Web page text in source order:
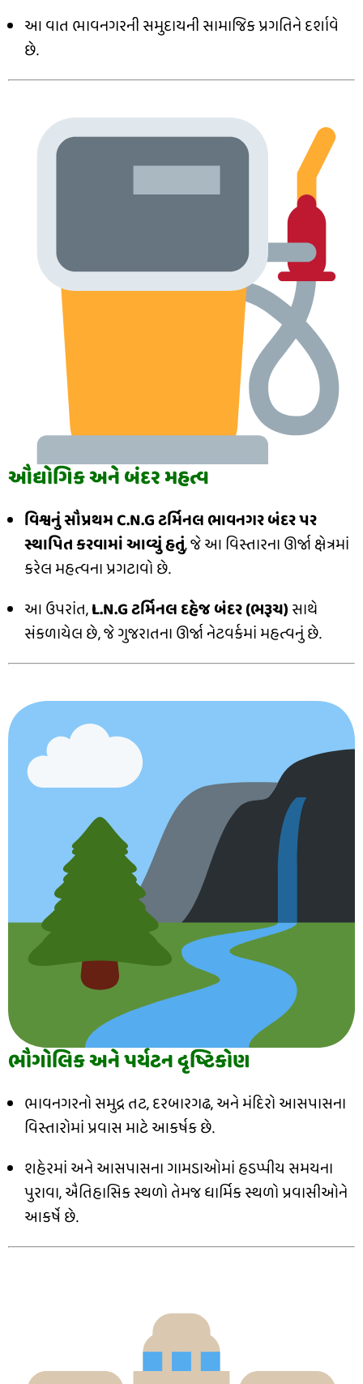
આ વાત ભાવનગરની સમુદાયની સામાજિક પ્રગતિને દર્શાવે
છે.
ઔદ્યોગિક અને બંદર મહત્વ
વિશ્વનું સૌપ્રથમ C.N.G ટર્મિનલ ભાવનગર બંદર પર
સ્થાપિત કરવામાં આવ્યું હતું, જે આ વિસ્તારના ઊર્જા ક્ષેત્રમાં
કરેલ મહત્વના પ્રગટાવો છે.
આ ઉપરાંત,L.N.G ટર્મિનલ દહેજ બંદર (ભરૂચ)સાથે
સંકળાયેલ છે, જે ગુજરાતના ઊર્જા નેટવર્કમાં મહત્વનું છે.
ભૌગોલિક અને પર્યટન દૃષ્ટિકોણ
ભાવનગરનો સમુદ્ર તટ, દરબારગઢ, અને મંદિરો આસપાસના
વિસ્તારોમાં પ્રવાસ માટે આકર્ષક છે.
શહેરમાં અને આસપાસના ગામડાઓમાં હડપ્પીય સમયના
પુરાવા, ઐતિહાસિક સ્થળો તેમજ ધાર્મિક સ્થળો પ્રવાસીઓને
આકર્ષે છે.